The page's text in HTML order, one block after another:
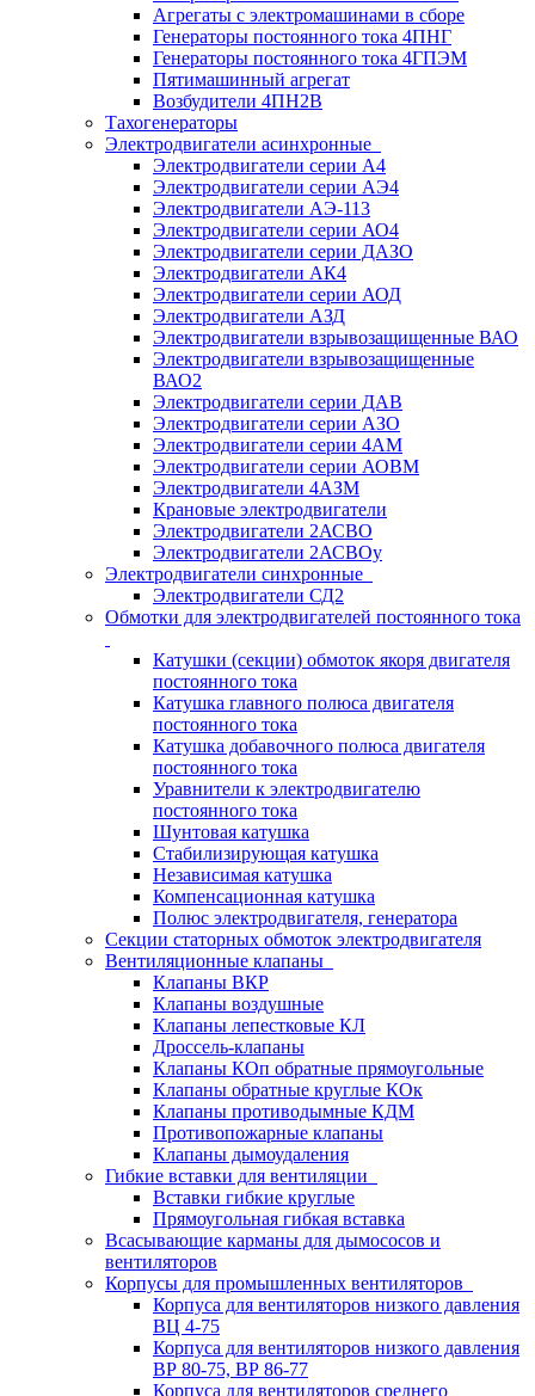
Агрегаты с электромашинами в сборе
Генераторы постоянного тока 4ПНГ
Генераторы постоянного тока 4ГПЭМ
Пятимашинный агрегат
Возбудители 4ПН2В
Тахогенераторы
Электродвигатели асинхронные
Электродвигатели серии А4
Электродвигатели серии АЭ4
Электродвигатели АЭ-113
Электродвигатели серии АО4
Электродвигатели серии ДАЗО
Электродвигатели АК4
Электродвигатели серии АОД
Электродвигатели АЗД
Электродвигатели взрывозащищенные ВАО
Электродвигатели взрывозащищенные
ВАО2
Электродвигатели серии ДАВ
Электродвигатели серии АЗО
Электродвигатели серии 4АМ
Электродвигатели серии АОВМ
Электродвигатели 4АЗМ
Крановые электродвигатели
Электродвигатели 2АСВО
Электродвигатели 2АСВОу
Электродвигатели синхронные
Электродвигатели СД2
Обмотки для электродвигателей постоянного тока
Катушки (секции) обмоток якоря двигателя
постоянного тока
Катушка главного полюса двигателя
постоянного тока
Катушка добавочного полюса двигателя
постоянного тока
Уравнители к электродвигателю
постоянного тока
Шунтовая катушка
Стабилизирующая катушка
Независимая катушка
Компенсационная катушка
Полюс электродвигателя, генератора
Секции статорных обмоток электродвигателя
Вентиляционные клапаны
Клапаны ВКР
Клапаны воздушные
Клапаны лепестковые КЛ
Дроссель-клапаны
Клапаны КОп обратные прямоугольные
Клапаны обратные круглые КОк
Клапаны противодымные КДМ
Противопожарные клапаны
Клапаны дымоудаления
Гибкие вставки для вентиляции
Вставки гибкие круглые
Прямоугольная гибкая вставка
Всасывающие карманы для дымососов и
вентиляторов
Корпусы для промышленных вентиляторов
Корпуса для вентиляторов низкого давления
ВЦ 4-75
Корпуса для вентиляторов низкого давления
ВР 80-75, ВР 86-77
Корпуса для вентиляторов среднего